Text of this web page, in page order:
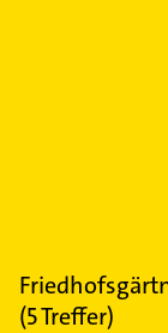
(5Treffer)